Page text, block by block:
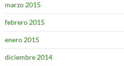
marzo 2015
febrero 2015
enero 2015
diciembre 2014